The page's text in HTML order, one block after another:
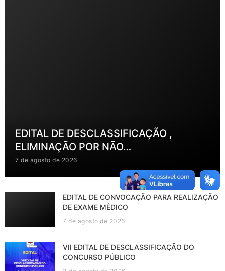
EDITAL DE DESCLASSIFICAÇÃO ,
ELIMINAÇÃO POR NÃO…
7 de agosto de 2026
EDITAL DE CONVOCAÇÃO PARA REALIZAÇÃO
DE EXAME MÉDICO
7 de agosto de 2026
VII EDITAL DE DESCLASSIFICAÇÃO DO
CONCURSO PÚBLICO